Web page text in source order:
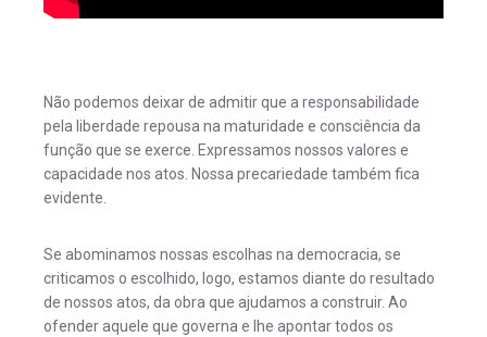
Não podemos deixar de admitir que a responsabilidade
pela liberdade repousa na maturidade e consciência da
função que se exerce. Expressamos nossos valores e
capacidade nos atos. Nossa precariedade também fica
evidente.
Se abominamos nossas escolhas na democracia, se
criticamos o escolhido, logo, estamos diante do resultado
de nossos atos, da obra que ajudamos a construir. Ao
ofender aquele que governa e lhe apontar todos os